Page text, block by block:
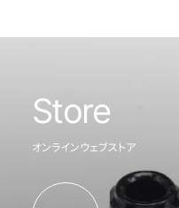
Store
オンラインウェブストア